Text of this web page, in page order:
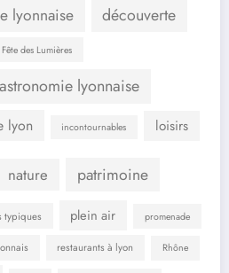
lyonnaise découverte
Fête des Lumières
lyonnaise
lyon incontournables loisirs
nature patrimoine
typiques plein air promenade
restaurants à lyon Rhône